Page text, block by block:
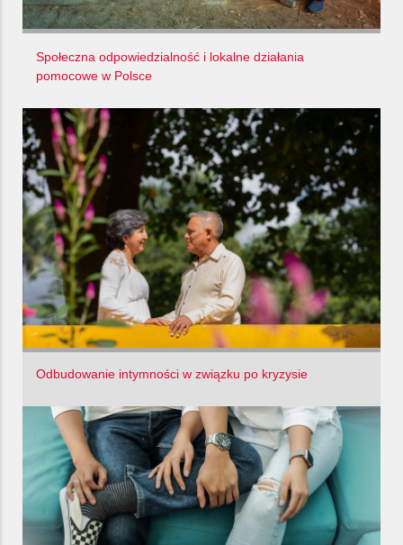
Społeczna odpowiedzialność i lokalne działania
pomocowe w Polsce
Odbudowanie intymności w związku po kryzysie